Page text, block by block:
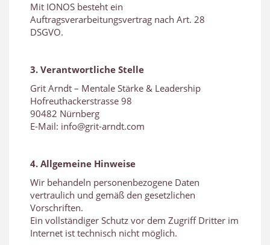
Mit IONOS besteht ein
Auftragsverarbeitungsvertrag nach Art. 28
DSGVO.
3. Verantwortliche Stelle
Grit Arndt – Mentale Stärke & Leadership
Hofreuthackerstrasse 98
90482 Nürnberg
E-Mail: info@grit-arndt.com
4. Allgemeine Hinweise
Wir behandeln personenbezogene Daten
vertraulich und gemäß den gesetzlichen
Vorschriften.
Ein vollständiger Schutz vor dem Zugriff Dritter im
Internet ist technisch nicht möglich.